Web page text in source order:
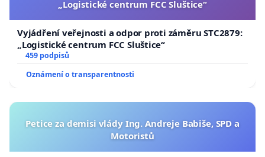
„Logistické centrum FCC Sluštice“
Vyjádření veřejnosti a odpor proti záměru STC2879:
„Logistické centrum FCC Sluštice“
459 podpisů
Oznámení o transparentnosti
Petice za demisi vlády Ing. Andreje Babiše, SPD a
Motoristů